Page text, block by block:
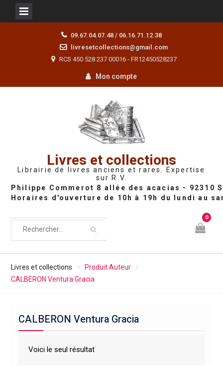
09.67.04.07.48 / 06.16.71.12.38
livresetcollections@gmail.com
RCS 450 528 237 00016 - FR12450528237
Mon compte
Livres et collections
Librairie de livres anciens et rares. Expertise
sur R.V.
0
Livres et collections
Produit Auteur
CALBERON Ventura Gracia
CALBERON Ventura Gracia
Voici le seul résultat